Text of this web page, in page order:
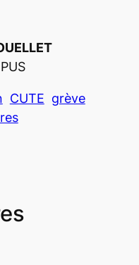
CUTE grève